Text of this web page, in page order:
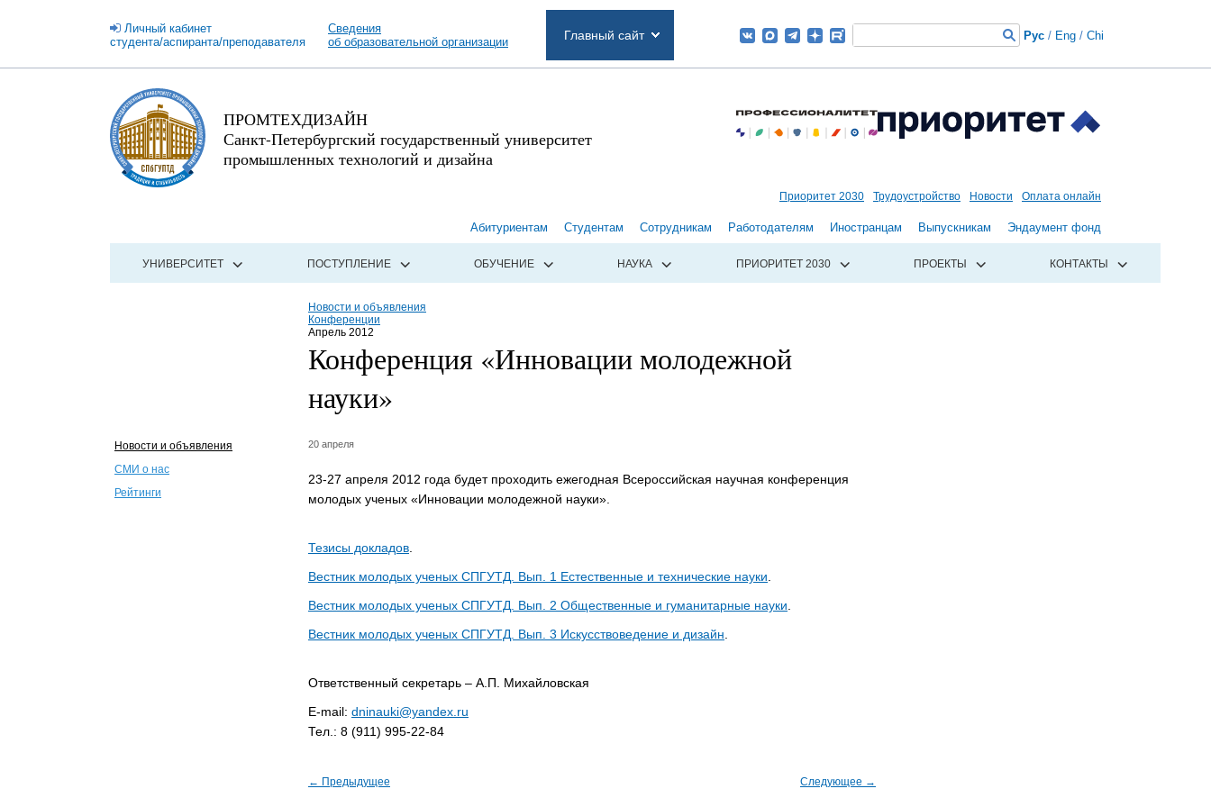
Личный кабинет
студента/аспиранта/преподавателя
Сведения
об образовательной организации
Главный сайт Рус / Eng / Chi
ПРОМТЕХДИЗАЙН
Санкт-Петербургский государственный университет
промышленных технологий и дизайна
Приоритет 2030 Трудоустройство Новости Оплата онлайн
Абитуриентам Студентам Сотрудникам Работодателям Иностранцам Выпускникам Эндаумент фонд
УНИВЕРСИТЕТ ПОСТУПЛЕНИЕ ОБУЧЕНИЕ НАУКА ПРИОРИТЕТ 2030 ПРОЕКТЫ КОНТАКТЫ
Новости и объявления
Конференции
Апрель 2012
Конференция «Инновации молодежной
науки»
Новости и объявления
СМИ о нас
Рейтинги
20 апреля
23-27 апреля 2012 года будет проходить ежегодная Всероссийская научная конференция
молодых ученых «Инновации молодежной науки».
Тезисы докладов.
Вестник молодых ученых СПГУТД. Вып. 1 Естественные и технические науки.
Вестник молодых ученых СПГУТД. Вып. 2 Общественные и гуманитарные науки.
Вестник молодых ученых СПГУТД. Вып. 3 Искусствоведение и дизайн.
Ответственный секретарь – А.П. Михайловская
E-mail: dninauki@yandex.ru
Тел.: 8 (911) 995-22-84
← Предыдущее Следующее →